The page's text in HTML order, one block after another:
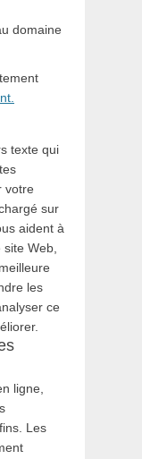
domaine
texte qui
votre
sur
aident à
Web,
les
ce
ligne,
Les